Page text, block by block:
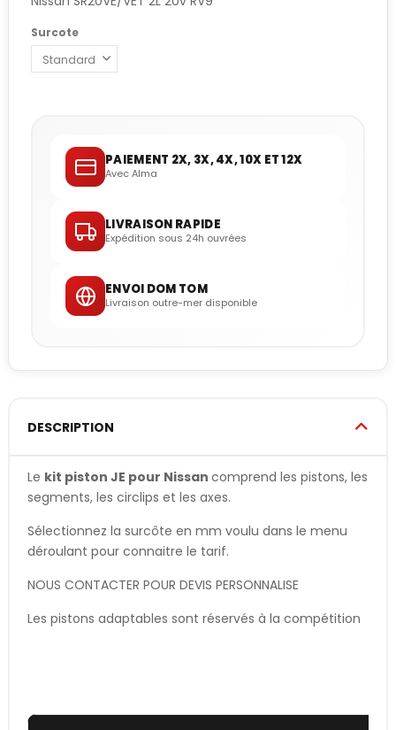
Surcote
PAIEMENT 2X, 3X, 4X, 10X ET 12X
Avec Alma
LIVRAISON RAPIDE
Expédition sous 24h ouvrées
ENVOI DOM TOM
Livraison outre-mer disponible
DESCRIPTION
Le kit piston JE pour Nissan comprend les pistons, les
segments, les circlips et les axes.
Sélectionnez la surcôte en mm voulu dans le menu
déroulant pour connaitre le tarif.
NOUS CONTACTER POUR DEVIS PERSONNALISE
Les pistons adaptables sont réservés à la compétition